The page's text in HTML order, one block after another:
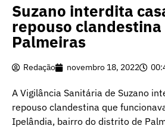
Suzano interdita
repouso clandestina
Palmeiras
Redação novembro 18, 2022
A Vigilância Sanitária de Suzano
repouso clandestina que
Ipelândia, bairro do distrito de